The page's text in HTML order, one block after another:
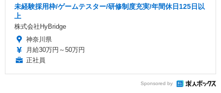
未経験採用枠/ゲームテスター/研修制度充実/年間休日125日以
上
株式会社HyBridge
神奈川県
月給30万円～50万円
正社員
Sponsored by